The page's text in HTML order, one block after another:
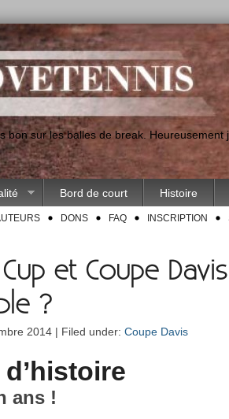
bon sur les balles de break.
Bord de court Histoire
DONS FAQ INSCRIPTION
et Coupe
?
2014 | Filed under: Coupe Davis
ans !